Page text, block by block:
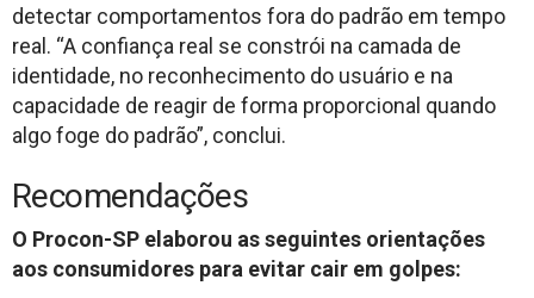
detectar comportamentos fora do padrão em tempo
real. “A confiança real se constrói na camada de
identidade, no reconhecimento do usuário e na
capacidade de reagir de forma proporcional quando
algo foge do padrão”, conclui.
Recomendações
O Procon-SP elaborou as seguintes orientações
aos consumidores para evitar cair em golpes: